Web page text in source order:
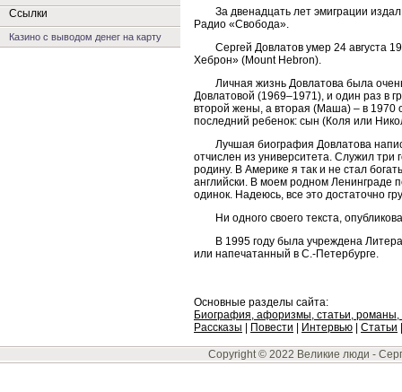
Ссылки
Казино с выводом денег на карту
За двенадцать лет эмиграции
Радио «Свобода».
Сергей Довлатов умер 24 августа
Хеброн» (Mount Hebron).
Личная жизнь Довлатова была
Довлатовой (1969–1971), и один раз в
второй жены, а вторая (Маша) – в 1970
последний ребенок: сын (Коля или
Лучшая биография Довлатова
отчислен из университета. Служил три
родину. В Америке я так и не стал
английски. В моем родном Ленинграде
одинок. Надеюсь, все это достаточно
Ни одного своего текста,
В 1995 году была учреждена
или напечатанный в С.-Петербурге.
Основные разделы сайта:
Биография, афоризмы, статьи, романы,
Рассказы
Повести Интервью Статьи
Copyright © 2022 Великие люди -